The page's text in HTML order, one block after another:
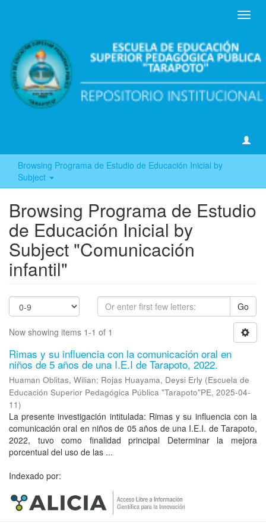
Browsing Programa de Estudio de Educación Inicial by
Subject
Browsing Programa de Estudio
de Educación Inicial by
Subject "Comunicación
infantil"
Go
Now showing items 1-1 of 1
Rimas y su influencia con la comunicación oral en
niños de 5 años de una I.E.I de Tarapoto, 2022.
Huaman Oblitas, Wilian; Rojas Huayama, Deysi Erly (Escuela de
Educación Superior Pedagógica Pública "Tarapoto"PE, 2025-04-
11)
La presente investigación intitulada: Rimas y su influencia con la
comunicación oral en niños de 05 años de una I.E.I. de Tarapoto,
2022, tuvo como finalidad principal Determinar la mejora
porcentual del uso de las ...
Indexado por: